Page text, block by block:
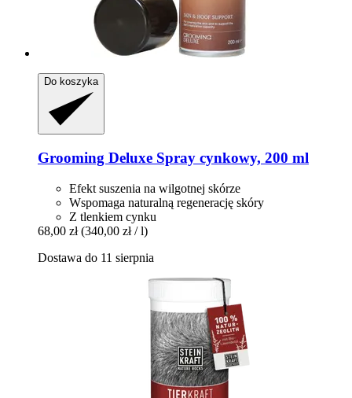
Do koszyka
Grooming Deluxe Spray cynkowy, 200 ml
Efekt suszenia na wilgotnej skórze
Wspomaga naturalną regenerację skóry
Z tlenkiem cynku
68,00 zł (340,00 zł / l)
Dostawa do 11 sierpnia